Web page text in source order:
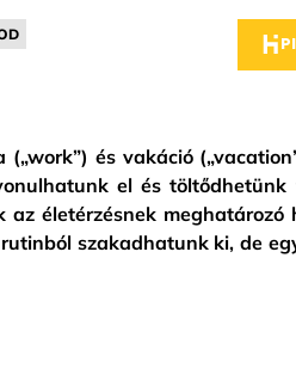
(„work”) és vakáció
el és
az életérzésnek
szakadhatunk ki, de